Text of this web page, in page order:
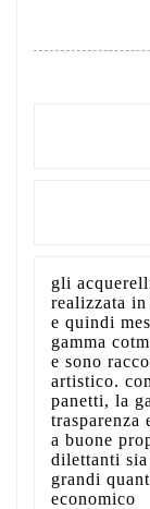
gli
realizzata
e quindi
gamma
e sono
artistico.
panetti, la
trasparenza
a buone
dilettanti
grandi
economico